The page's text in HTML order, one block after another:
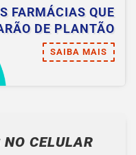
FARMÁCIAS QUE
DE PLANTÃO
SAIBA MAIS
NO CELULAR